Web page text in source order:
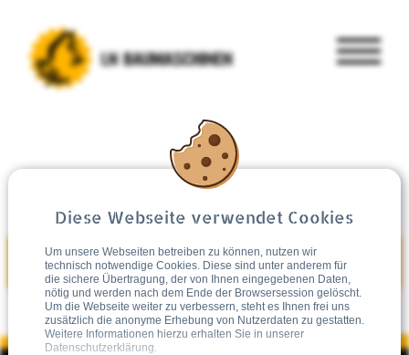
GEBRAUCHT KAUFEN
Diese Webseite verwendet Cookies
Um unsere Webseiten betreiben zu können, nutzen wir
technisch notwendige Cookies. Diese sind unter anderem für
die sichere Übertragung, der von Ihnen eingegebenen Daten,
nötig und werden nach dem Ende der Browsersession gelöscht.
Um die Webseite weiter zu verbessern, steht es Ihnen frei uns
zusätzlich die anonyme Erhebung von Nutzerdaten zu gestatten.
Weitere Informationen hierzu erhalten Sie in unserer
Datenschutzerklärung.